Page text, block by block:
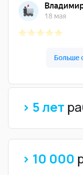
> 5 лет
> 10 000